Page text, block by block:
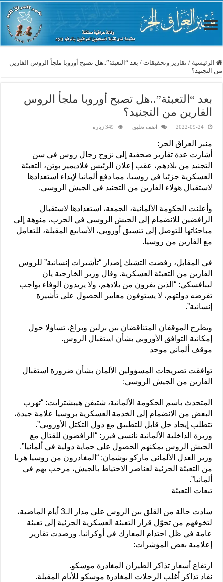
الرئيسية / تقارير وتحقيقات / بعد “التعبئة”..هل تصبح أوروبا ملجأ الروس الفارين
من التجنيد؟
بعد “التعبئة”..هل تصبح أوروبا ملجأ الروس
الفارين من التجنيد؟
2022-09-24 اضف تعليق 349 زيارة
منبر العراق الحر:
أشارت عدة تقارير صحفية إلى نزوح رجال روس في سن
التجنيد من بلادهم، عقب إعلان الرئيس فلاديمير بوتن، التعبئة
العسكرية جزئيا في روسيا، مما دفع ألمانيا لإبداء استعدادها
لاستقبال هؤلاء الفارين من التجنيد في الجيش الروسي.
وأعلنت الحكومة الألمانية، الجمعة، استعدادها لاستقبال
الرافضين للانضمام إلى الجيش الروسي في الحرب، منوهة إلى
مباحثاتها للتوصل إلى تنسيق أوروبي، الأسابيع المقبلة، للتعامل
مع الفارين من روسيا.
في المقابل، رفضت التشيك إصدار “تأشيرات إنسانية” للروس
الفارين من التعبئة العسكرية. وقال وزير الخارجية يان
ليبافسكي: “الذين يفرون من بلادهم، ولا يريدون الوفاء بواجب
تفرضه دولتهم، لا يستوفون معايير الحصول على تأشيرة
إنسانية”.
ويطرح الموقفان المتناقضان بين برلين وبراغ، تساؤلا حول
إمكانية التوافق الأوروبي بشأن استقبال الروس.
موقف ألماني موحد
توافقت تصريحات المسؤولين الألمان بشأن ضرورة استقبال
الفارين من الجيش الروسي:
المتحدث باسم الحكومة الألمانية، شتيفن هيبشترايت: “تهرب
البعض من الانضمام إلى الخدمة العسكرية بروسيا علامة جيدة،
تتطلب إيجاد حل قابل للتطبيق مع دول التكتل الأوروبي”.
وزيرة الداخلية الألمانية نانسي فيزر: “الرافضون للقتال مع
الجيش الروس يمكنهم الحصول على حماية دولية في ألمانيا”.
وزير العدل الألماني ماركو بوشمان: “المغادرون من روسيا هربا
من التعبئة الجزئية لعناصر الاحتياط بالجيش، مرحب بهم في
ألمانيا”.
تبعات التعبئة
سادت حالة من القلق بين الروس على مدار الـ3 أيام الماضية،
لتخوفهم من تحوّل قرار التعبئة العسكرية الجزئية إلى تعبئة
عامة في ظل احتدام المعارك في أوكرانيا. ورصدت تقارير
إعلامية بعض المؤشرات:
ارتفاع أسعار تذاكر الطيران المغادرة موسكو.
نفاد تذاكر أغلب الرحلات المغادرة موسكو للأيام المقبلة.